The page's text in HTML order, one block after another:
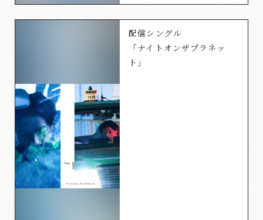
配信シングル
「ナイトオンザプラネッ
ト」